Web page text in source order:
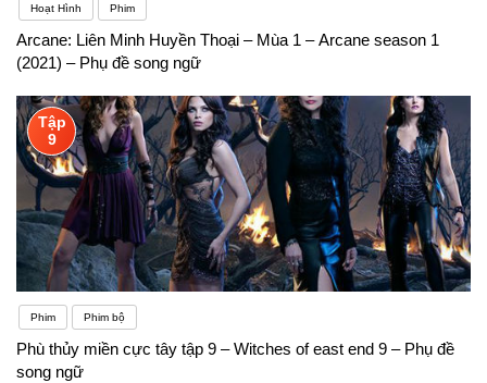
Hoạt Hình Phim
Arcane: Liên Minh Huyền Thoại – Mùa 1 – Arcane season 1
(2021) – Phụ đề song ngữ
Tập
9
Phim Phim bộ
Phù thủy miền cực tây tập 9 – Witches of east end 9 – Phụ đề
song ngữ